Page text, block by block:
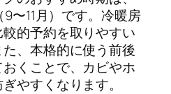
〜11月）です。冷暖房
的予約を取りやすい
、本格的に使う前後
くことで、カビやホ
やすくなります。